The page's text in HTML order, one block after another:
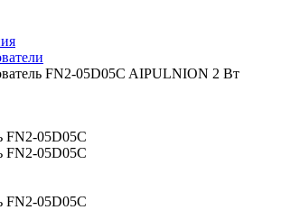
FN2-05D05C AIPULNION 2 Вт